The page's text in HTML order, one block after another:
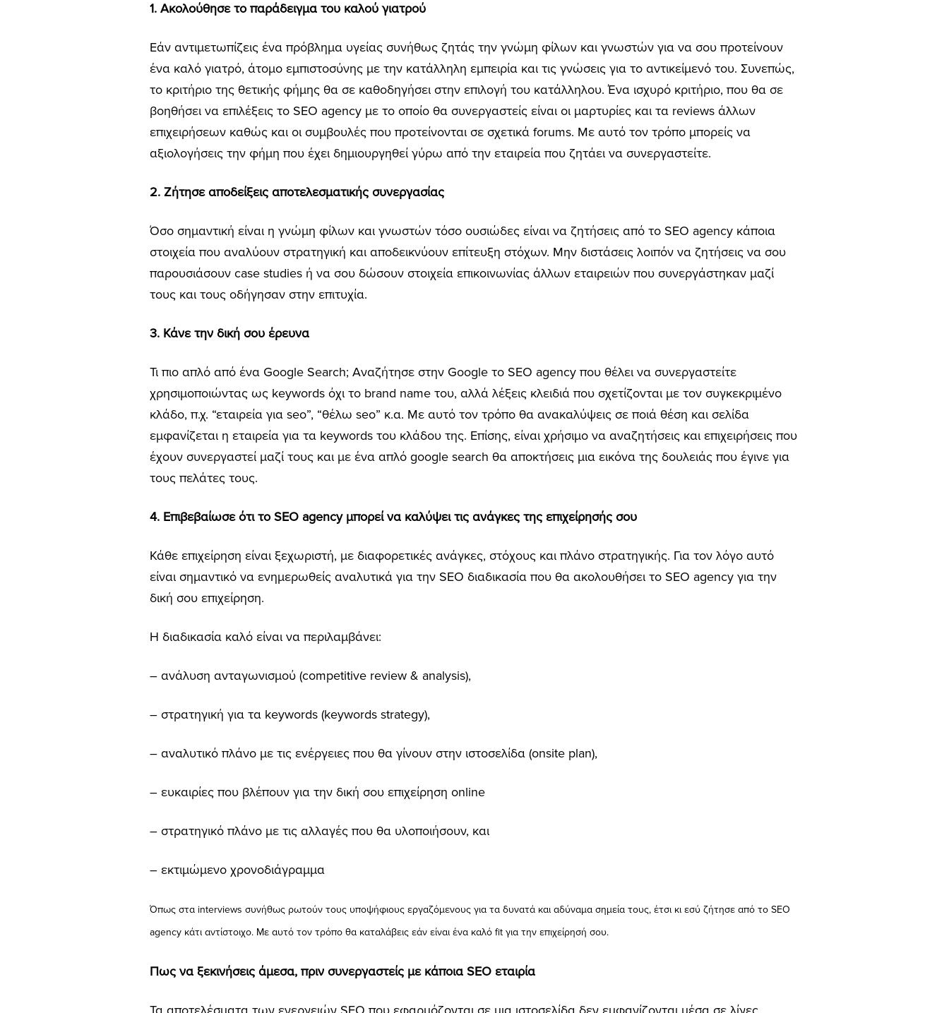
1. Ακολούθησε το παράδειγμα του καλού γιατρού
Εάν αντιμετωπίζεις ένα πρόβλημα υγείας συνήθως ζητάς την γνώμη φίλων και γνωστών για να σου προτείνουν
ένα καλό γιατρό, άτομο εμπιστοσύνης με την κατάλληλη εμπειρία και τις γνώσεις για το αντικείμενό του. Συνεπώς,
το κριτήριο της θετικής φήμης θα σε καθοδηγήσει στην επιλογή του κατάλληλου. Ένα ισχυρό κριτήριο, που θα σε
βοηθήσει να επιλέξεις το SEO agency με το οποίο θα συνεργαστείς είναι οι μαρτυρίες και τα reviews άλλων
επιχειρήσεων καθώς και οι συμβουλές που προτείνονται σε σχετικά forums. Με αυτό τον τρόπο μπορείς να
αξιολογήσεις την φήμη που έχει δημιουργηθεί γύρω από την εταιρεία που ζητάει να συνεργαστείτε.
2. Ζήτησε αποδείξεις αποτελεσματικής συνεργασίας
Όσο σημαντική είναι η γνώμη φίλων και γνωστών τόσο ουσιώδες είναι να ζητήσεις από το SEO agency κάποια
στοιχεία που αναλύουν στρατηγική και αποδεικνύουν επίτευξη στόχων. Μην διστάσεις λοιπόν να ζητήσεις να σου
παρουσιάσουν case studies ή να σου δώσουν στοιχεία επικοινωνίας άλλων εταιρειών που συνεργάστηκαν μαζί
τους και τους οδήγησαν στην επιτυχία.
3. Κάνε την δική σου έρευνα
Τι πιο απλό από ένα Google Search; Αναζήτησε στην Google το SEO agency που θέλει να συνεργαστείτε
χρησιμοποιώντας ως keywords όχι το brand name του, αλλά λέξεις κλειδιά που σχετίζονται με τον συγκεκριμένο
κλάδο, π.χ. “εταιρεία για seo”, “θέλω seo” κ.α. Με αυτό τον τρόπο θα ανακαλύψεις σε ποιά θέση και σελίδα
εμφανίζεται η εταιρεία για τα keywords του κλάδου της. Επίσης, είναι χρήσιμο να αναζητήσεις και επιχειρήσεις που
έχουν συνεργαστεί μαζί τους και με ένα απλό google search θα αποκτήσεις μια εικόνα της δουλειάς που έγινε για
τους πελάτες τους.
4. Επιβεβαίωσε ότι το SEO agency μπορεί να καλύψει τις ανάγκες της επιχείρησής σου
Κάθε επιχείρηση είναι ξεχωριστή, με διαφορετικές ανάγκες, στόχους και πλάνο στρατηγικής. Για τον λόγο αυτό
είναι σημαντικό να ενημερωθείς αναλυτικά για την SEO διαδικασία που θα ακολουθήσει το SEO agency για την
δική σου επιχείρηση.
Η διαδικασία καλό είναι να περιλαμβάνει:
– ανάλυση ανταγωνισμού (competitive review & analysis),
– στρατηγική για τα keywords (keywords strategy),
– αναλυτικό πλάνο με τις ενέργειες που θα γίνουν στην ιστοσελίδα (onsite plan),
– ευκαιρίες που βλέπουν για την δική σου επιχείρηση online
– στρατηγικό πλάνο με τις αλλαγές που θα υλοποιήσουν, και
– εκτιμώμενο χρονοδιάγραμμα
Όπως στα interviews συνήθως ρωτούν τους υποψήφιους εργαζόμενους για τα δυνατά και αδύναμα σημεία τους, έτσι κι εσύ ζήτησε από το SEO
agency κάτι αντίστοιχο. Με αυτό τον τρόπο θα καταλάβεις εάν είναι ένα καλό fit για την επιχείρησή σου.
Πως να ξεκινήσεις άμεσα, πριν συνεργαστείς με κάποια SEO εταιρία